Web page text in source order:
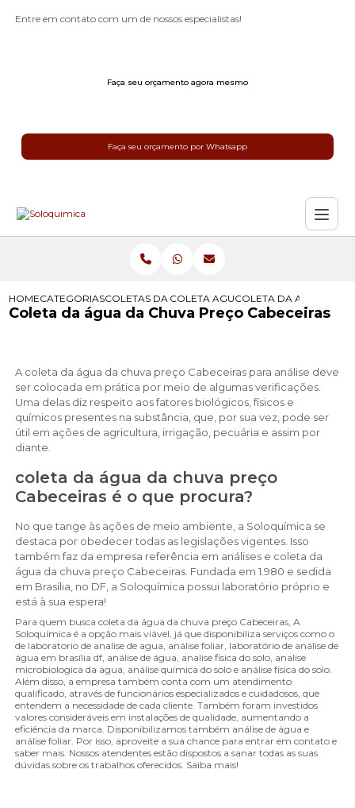
Entre em contato com um de nossos especialistas!
Faça seu orçamento agora mesmo
Faça seu orçamento por Whatsapp
HOMECATEGORIASCOLETAS DA AGUA DA CHUVA
COLETA AGUA DA CHUVA
COLETA DA AGUA DA
Coleta da água da Chuva Preço Cabeceiras
A coleta da água da chuva preço Cabeceiras para análise deve
ser colocada em prática por meio de algumas verificações.
Uma delas diz respeito aos fatores biológicos, físicos e
químicos presentes na substância, que, por sua vez, pode ser
útil em ações de agricultura, irrigação, pecuária e assim por
diante.
coleta da água da chuva preço
Cabeceiras é o que procura?
No que tange às ações de meio ambiente, a Soloquímica se
destaca por obedecer todas as legislações vigentes. Isso
também faz da empresa referência em análises e coleta da
água da chuva preço Cabeceiras. Fundada em 1.980 e sedida
em Brasília, no DF, a Soloquímica possui laboratório próprio e
está à sua espera!
Para quem busca coleta da água da chuva preço Cabeceiras, A
Soloquímica é a opção mais viável, já que disponibiliza serviços como o
de laboratorio de analise de agua, análise foliar, laboratório de análise de
água em brasília df, análise de água, analise fisica do solo, analise
microbiologica da agua, análise química do solo e análise física do solo.
Além disso, a empresa também conta com um atendimento
qualificado, através de funcionários especializados e cuidadosos, que
entendem a necessidade de cada cliente. Também foram investidos
valores consideráveis em instalações de qualidade, aumentando a
eficiência da marca. Disponibilizamos também análise de água e
análise foliar. Por isso, aproveite a sua chance para entrar em contato e
saber mais. Nossos atendentes estão dispostos a sanar todas as suas
dúvidas sobre os trabalhos oferecidos. Saiba mais!